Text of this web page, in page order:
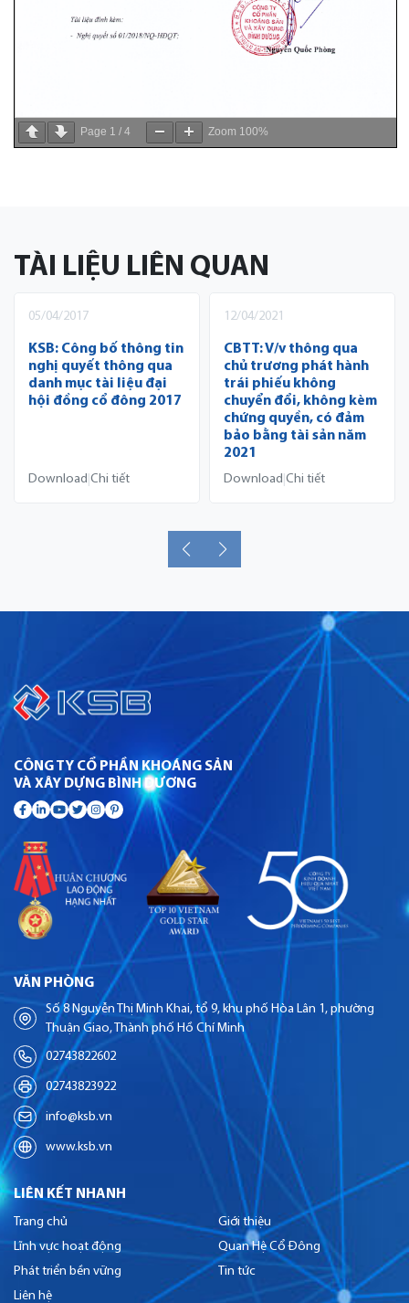
Page 1 / 4 Zoom 100%
TÀI LIỆU LIÊN QUAN
05/04/2017
KSB: Công bố thông tin
nghị quyết thông qua
danh mục tài liệu đại
hội đồng cổ đông 2017
Download Chi tiết
12/04/2021
CBTT: V/v thông qua
chủ trương phát hành
trái phiếu không
chuyển đổi, không kèm
chứng quyền, có đảm
bảo bằng tài sản năm
2021
Download Chi tiết
CÔNG TY CỔ PHẦN KHOÁNG SẢN
VÀ XÂY DỰNG BÌNH DƯƠNG
VĂN PHÒNG
Số 8 Nguyễn Thị Minh Khai, tổ 9, khu phố Hòa Lân 1, phường
Thuận Giao, Thành phố Hồ Chí Minh
02743822602
02743823922
info@ksb.vn
www.ksb.vn
LIÊN KẾT NHANH
Trang chủ
Giới thiệu
Lĩnh vực hoạt động
Quan Hệ Cổ Đông
Phát triển bền vững
Tin tức
Liên hệ